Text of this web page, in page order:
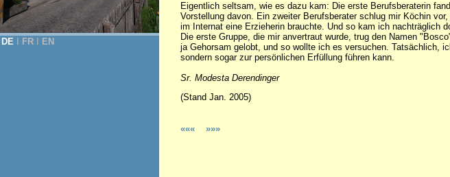
DE FR EN
Eigentlich seltsam, wie es dazu kam: Die erste Berufsberaterin
Vorstellung davon. Ein zweiter Berufsberater schlug mir Köchin
im Internat eine Erzieherin brauchte. Und so kam ich nachträglich
Die erste Gruppe, die mir anvertraut wurde, trug den Namen
ja Gehorsam gelobt, und so wollte ich es versuchen. Tatsächlich,
sondern sogar zur persönlichen Erfüllung führen kann.
Sr. Modesta Derendinger
(Stand Jan. 2005)
««« »»»